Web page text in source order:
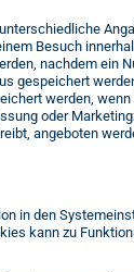
Besuch
nachdem ein
gespeichert
werden,
oder
angeboten
in den
kann zu